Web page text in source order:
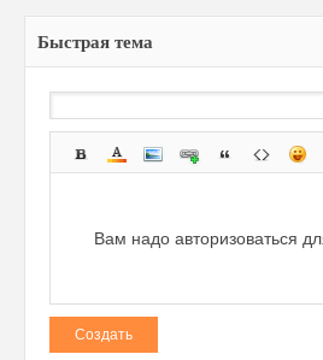
Быстрая тема
Вам надо авторизоваться
Создать